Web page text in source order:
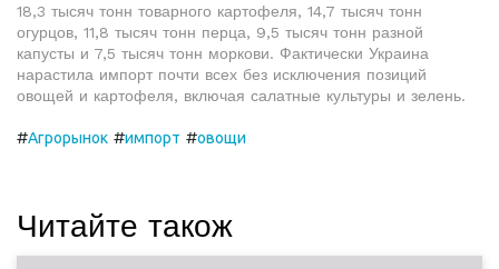
18,3 тысяч тонн товарного картофеля, 14,7 тысяч тонн
огурцов, 11,8 тысяч тонн перца, 9,5 тысяч тонн разной
капусты и 7,5 тысяч тонн моркови. Фактически Украина
нарастила импорт почти всех без исключения позиций
овощей и картофеля, включая салатные культуры и зелень.
#Агрорынок #импорт #овощи
Читайте також